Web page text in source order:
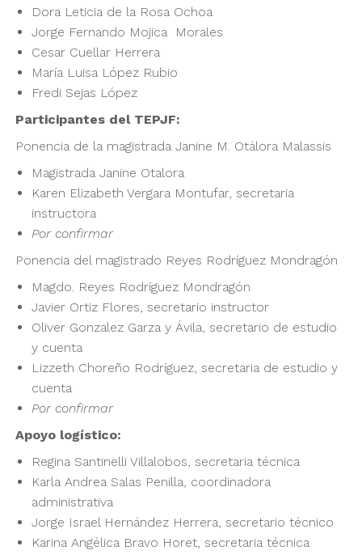
Dora Leticia de la Rosa Ochoa
Jorge Fernando Mojica Morales
Cesar Cuellar Herrera
María Luisa López Rubio
Fredi Sejas López
Participantes del TEPJF:
Ponencia de la magistrada Janine M. Otálora Malassis
Magistrada Janine Otalora
Karen Elizabeth Vergara Montufar, secretaria
instructora
Por confirmar
Ponencia del magistrado Reyes Rodríguez Mondragón
Magdo. Reyes Rodríguez Mondragón
Javier Ortiz Flores, secretario instructor
Oliver Gonzalez Garza y Ávila, secretario de estudio
y cuenta
Lizzeth Choreño Rodríguez, secretaria de estudio y
cuenta
Por confirmar
Apoyo logístico:
Regina Santinelli Villalobos, secretaria técnica
Karla Andrea Salas Penilla, coordinadora
administrativa
Jorge Israel Hernández Herrera, secretario técnico
Karina Angélica Bravo Horet, secretaria técnica